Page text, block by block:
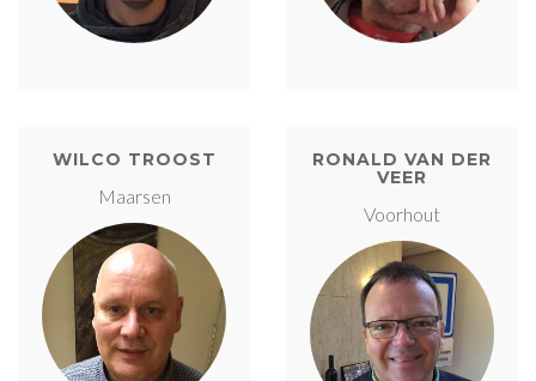
WILCO TROOST
Maarsen
RONALD VAN DER
VEER
Voorhout